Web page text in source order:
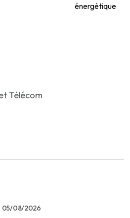
Télécom
05/08/2026